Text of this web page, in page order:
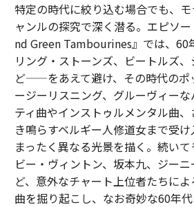
特定の時代に絞り込む場合でも、
ャンルの探究で深く潜る。エピソ
nd Green Tambourines』では、
リング・ストーンズ、ビートルズ
ど——をあえて避け、その時代のポ
ージーリスニング、グルーヴィー
ティ曲やインストゥルメンタル曲
き鳴らすベルギー人修道女まで受け
まったく異なる光景を描く。続い
ビー・ヴィントン、坂本九、ジー
ど、意外なチャート上位者たちに
曲を掘り起こし、なお奇妙な60年代